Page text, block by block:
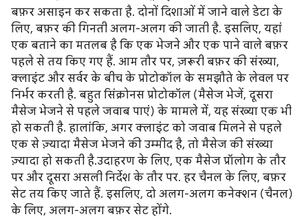
बफ़र असाइन कर सकता है. दोनों दिशाओं में जाने वाले डेटा के
लिए, बफ़र की गिनती अलग-अलग की जाती है. इसलिए, यहां
एक बताने का मतलब है कि एक भेजने और एक पाने वाले बफ़र
पहले से तय किए गए हैं. आम तौर पर, ज़रूरी बफ़र की संख्या,
क्लाइंट और सर्वर के बीच के प्रोटोकॉल के समझौते के लेवल पर
निर्भर करती है. बहुत सिंक्रोनस प्रोटोकॉल (मैसेज भेजें, दूसरा
मैसेज भेजने से पहले जवाब पाएं) के मामले में, यह संख्या एक भी
हो सकती है. हालांकि, अगर क्लाइंट को जवाब मिलने से पहले
एक से ज़्यादा मैसेज भेजने की उम्मीद है, तो मैसेज की संख्या
ज़्यादा हो सकती है.उदाहरण के लिए, एक मैसेज प्रॉलोग के तौर
पर और दूसरा असली निर्देश के तौर पर. हर चैनल के लिए, बफ़र
सेट तय किए जाते हैं. इसलिए, दो अलग-अलग कनेक्शन (चैनल)
के लिए, अलग-अलग बफ़र सेट होंगे.